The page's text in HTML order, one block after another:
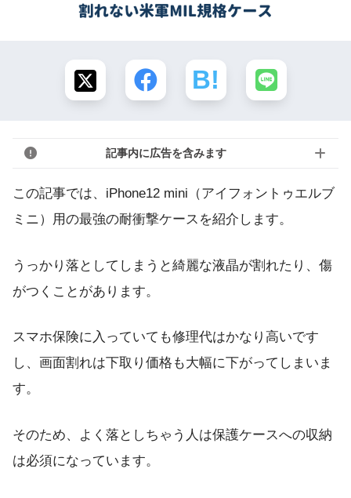
記事内に広告を含みます
この記事では、iPhone12 mini（アイフォントゥエルブ
ミニ）用の最強の耐衝撃ケースを紹介します。
うっかり落としてしまうと綺麗な液晶が割れたり、傷
がつくことがあります。
スマホ保険に入っていても修理代はかなり高いです
し、画面割れは下取り価格も大幅に下がってしまいま
す。
そのため、よく落としちゃう人は保護ケースへの収納
は必須になっています。